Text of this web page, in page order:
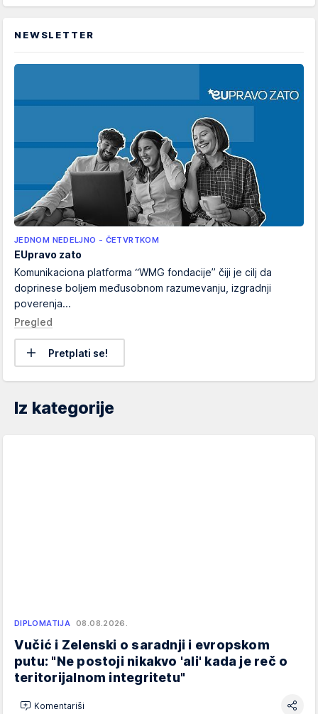
NEWSLETTER
JEDNOM NEDELJNO - ČETVRTKOM
EUpravo zato
Komunikaciona platforma “WMG fondacije” čiji je cilj da
doprinese boljem međusobnom razumevanju, izgradnji
poverenja...
Pregled
Pretplati se!
Iz kategorije
DIPLOMATIJA 08.08.2026.
Vučić i Zelenski o saradnji i evropskom
putu: "Ne postoji nikakvo 'ali' kada je reč o
teritorijalnom integritetu"
Komentariši